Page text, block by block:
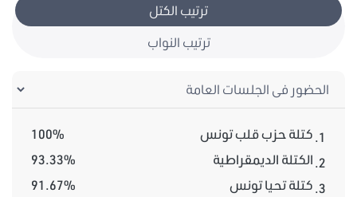
ترتيب الكتل
ترتيب النواب
1. كتلة حزب قلب تونس
100%
2. الكتلة الديمقراطية
93.33%
3. كتلة تحيا تونس
91.67%